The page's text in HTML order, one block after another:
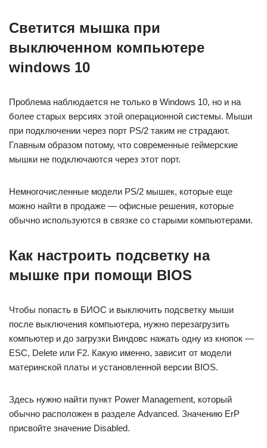
Светится мышка при
выключенном компьютере
windows 10
Проблема наблюдается не только в Windows 10, но и на
более старых версиях этой операционной системы. Мыши
при подключении через порт PS/2 таким не страдают.
Главным образом потому, что современные геймерские
мышки не подключаются через этот порт.
Немногочисленные модели PS/2 мышек, которые еще
можно найти в продаже — офисные решения, которые
обычно используются в связке со старыми компьютерами.
Как настроить подсветку на
мышке при помощи BIOS
Чтобы попасть в БИОС и выключить подсветку мыши
после выключения компьютера, нужно перезагрузить
компьютер и до загрузки Виндовс нажать одну из кнопок —
ESC, Delete или F2. Какую именно, зависит от модели
материнской платы и установленной версии BIOS.
Здесь нужно найти пункт Power Management, который
обычно расположен в разделе Advanced. Значению ErP
присвойте значение Disabled.